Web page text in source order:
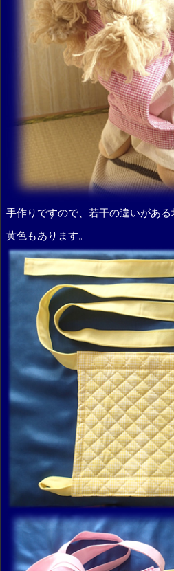
手作りですので、若干の違いがある
黄色もあります。